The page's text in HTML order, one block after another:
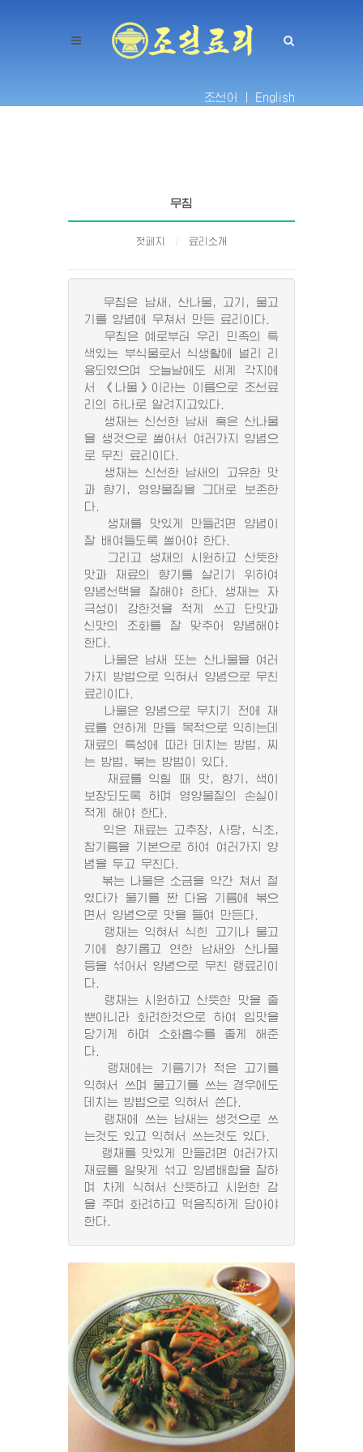
조선어 | English
무침
첫페지 료리소개
무침은 남새, 산나물, 고기, 물고
기를 양념에 무쳐서 만든 료리이다.
무침은 예로부터 우리 민족의 특
색있는 부식물로서 식생활에 널리 리
용되였으며 오늘날에도 세계 각지에
서 《나물》이라는 이름으로 조선료
리의 하나로 알려지고있다.
생채는 신선한 남새 혹은 산나물
을 생것으로 썰어서 여러가지 양념으
로 무친 료리이다.
생채는 신선한 남새의 고유한 맛
과 향기, 영양물질을 그대로 보존한
다.
생채를 맛있게 만들려면 양념이
잘 배여들도록 썰어야 한다.
그리고 생채의 시원하고 산뜻한
맛과 재료의 향기를 살리기 위하여
양념선택을 잘해야 한다. 생채는 자
극성이 강한것을 적게 쓰고 단맛과
신맛의 조화를 잘 맞추어 양념해야
한다.
나물은 남새 또는 산나물을 여러
가지 방법으로 익혀서 양념으로 무친
료리이다.
나물은 양념으로 무치기 전에 재
료를 연하게 만들 목적으로 익히는데
재료의 특성에 따라 데치는 방법, 찌
는 방법, 볶는 방법이 있다.
재료를 익힐 때 맛, 향기, 색이
보장되도록 하며 영양물질의 손실이
적게 해야 한다.
익은 재료는 고추장, 사탕, 식초,
참기름을 기본으로 하여 여러가지 양
념을 두고 무친다.
볶는 나물은 소금을 약간 쳐서 절
였다가 물기를 짠 다음 기름에 볶으
면서 양념으로 맛을 들여 만든다.
랭채는 익혀서 식힌 고기나 물고
기에 향기롭고 연한 남새와 산나물
등을 섞어서 양념으로 무친 랭료리이
다.
랭채는 시원하고 산뜻한 맛을 줄
뿐아니라 화려한것으로 하여 입맛을
당기게 하며 소화흡수를 좋게 해준
다.
랭채에는 기름기가 적은 고기를
익혀서 쓰며 물고기를 쓰는 경우에도
데치는 방법으로 익혀서 쓴다.
랭채에 쓰는 남새는 생것으로 쓰
는것도 있고 익혀서 쓰는것도 있다.
랭채를 맛있게 만들려면 여러가지
재료를 알맞게 섞고 양념배합을 잘하
며 차게 식혀서 산뜻하고 시원한 감
을 주며 화려하고 먹음직하게 담아야
한다.